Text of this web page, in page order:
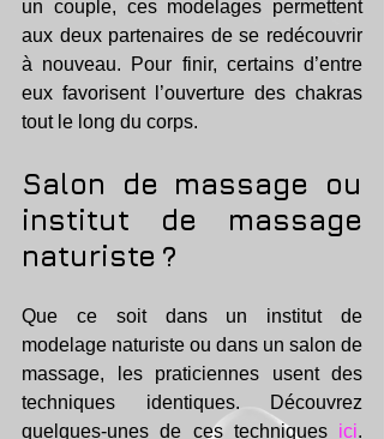
un couple, ces modelages permettent
aux deux partenaires de se redécouvrir
à nouveau. Pour finir, certains d’entre
eux favorisent l’ouverture des chakras
tout le long du corps.
Salon de massage ou
institut de massage
naturiste ?
Que ce soit dans un institut de
modelage naturiste ou dans un salon de
massage, les praticiennes usent des
techniques identiques. Découvrez
quelques-unes de ces techniques ici.